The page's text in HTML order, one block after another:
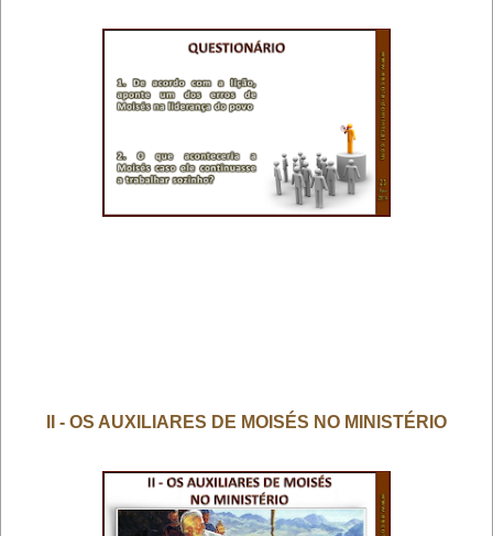
II - OS AUXILIARES DE MOISÉS NO MINISTÉRIO